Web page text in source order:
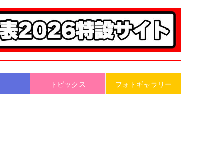
トピックス フォトギャラリー